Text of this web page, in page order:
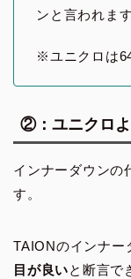
ンと言われます
※ユニクロは
②：ユニクロ
インナーダウンの
す。
TAIONのインナー
目が良いと断言で